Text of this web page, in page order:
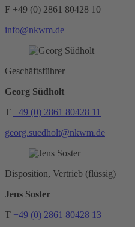
F +49 (0) 2861 80428 10
info@nkwm.de
Geschäftsführer
Georg Südholt
T +49 (0) 2861 80428 11
georg.suedholt@nkwm.de
Disposition, Vertrieb (flüssig)
Jens Soster
T +49 (0) 2861 80428 13